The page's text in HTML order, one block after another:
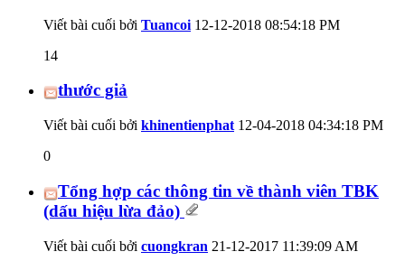
Viết bài cuối bởi Tuancoi 12-12-2018 08:54:18 PM
14
thước giả
Viết bài cuối bởi khinentienphat 12-04-2018 04:34:18 PM
0
Tổng hợp các thông tin về thành viên TBK
(dấu hiệu lừa đảo)
Viết bài cuối bởi cuongkran 21-12-2017 11:39:09 AM